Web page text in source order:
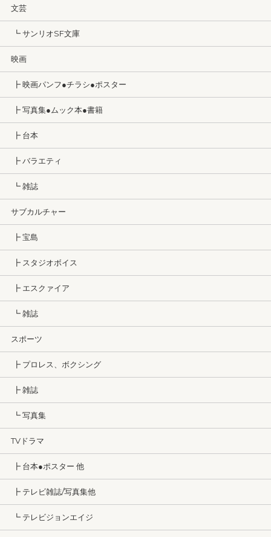
文芸
┗ サンリオSF文庫
映画
┣ 映画パンフ●チラシ●ポスター
┣ 写真集●ムック本●書籍
┣ 台本
┣ バラエティ
┗ 雑誌
サブカルチャー
┣ 宝島
┣ スタジオボイス
┣ エスクァイア
┗ 雑誌
スポーツ
┣ プロレス、ボクシング
┣ 雑誌
┗ 写真集
TVドラマ
┣ 台本●ポスター 他
┣ テレビ雑誌/写真集他
┗ テレビジョンエイジ